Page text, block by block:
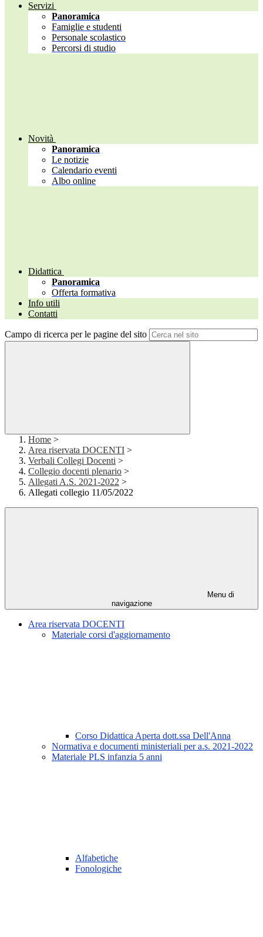
Servizi
Panoramica
Famiglie e studenti
Personale scolastico
Percorsi di studio
Novità
Panoramica
Le notizie
Calendario eventi
Albo online
Didattica
Panoramica
Offerta formativa
Info utili
Contatti
Campo di ricerca per le pagine del sito
Home >
Area riservata DOCENTI >
Verbali Collegi Docenti >
Collegio docenti plenario >
Allegati A.S. 2021-2022 >
Allegati collegio 11/05/2022
Menu di
navigazione
Area riservata DOCENTI
Materiale corsi d'aggiornamento
Corso Didattica Aperta dott.ssa Dell'Anna
Normativa e documenti ministeriali per a.s. 2021-2022
Materiale PLS infanzia 5 anni
Alfabetiche
Fonologiche